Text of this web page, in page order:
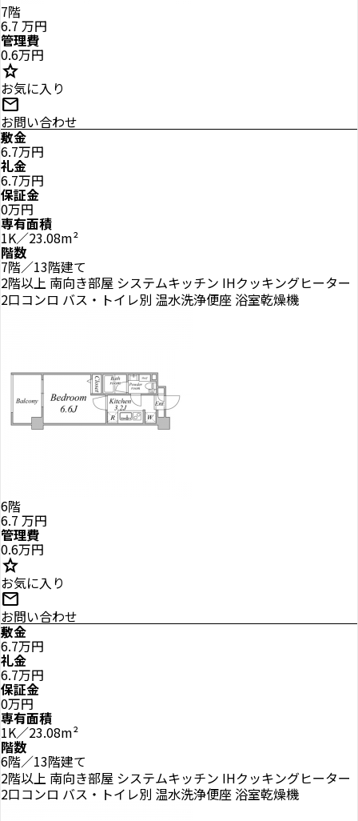
7階
6.7 万円
管理費
0.6万円
star
お気に入り
mail
お問い合わせ
敷金
6.7万円
礼金
6.7万円
保証金
0万円
専有面積
1K／23.08m²
階数
7階／13階建て
2階以上 南向き部屋 システムキッチン IHクッキングヒーター
2口コンロ バス・トイレ別 温水洗浄便座 浴室乾燥機
6階
6.7 万円
管理費
0.6万円
star
お気に入り
mail
お問い合わせ
敷金
6.7万円
礼金
6.7万円
保証金
0万円
専有面積
1K／23.08m²
階数
6階／13階建て
2階以上 南向き部屋 システムキッチン IHクッキングヒーター
2口コンロ バス・トイレ別 温水洗浄便座 浴室乾燥機